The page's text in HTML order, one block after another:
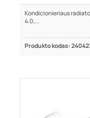
Kondicionieriaus
4.0,...
Produkto kodas: